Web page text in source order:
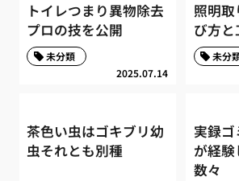
トイレつまり異物除去
プロの技を公開
2025.07.14
未分類
照明
び方
未分
茶色い虫はゴキブリ幼
虫それとも別種
実録
が経
数々